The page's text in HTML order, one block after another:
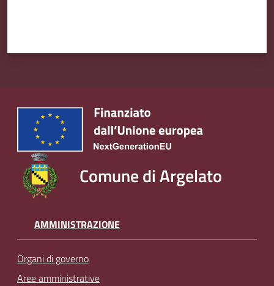
Comune di Argelato
AMMINISTRAZIONE
Organi di governo
Aree amministrative